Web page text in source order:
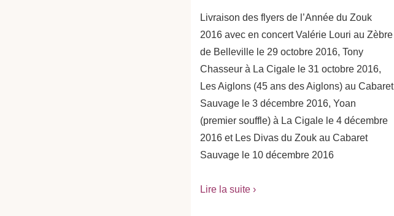
Livraison des flyers de l’Année du Zouk
2016 avec en concert Valérie Louri au Zèbre
de Belleville le 29 octobre 2016, Tony
Chasseur à La Cigale le 31 octobre 2016,
Les Aiglons (45 ans des Aiglons) au Cabaret
Sauvage le 3 décembre 2016, Yoan
(premier souffle) à La Cigale le 4 décembre
2016 et Les Divas du Zouk au Cabaret
Sauvage le 10 décembre 2016
Lire la suite ›